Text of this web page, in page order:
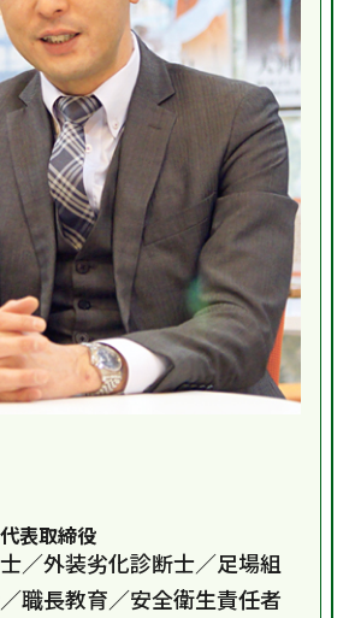
代表取締役
／外装劣化診断士／足場組
職長教育／安全衛生責任者